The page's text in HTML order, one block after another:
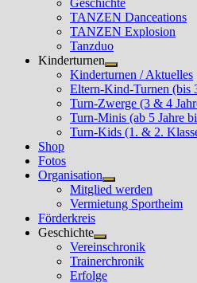
Geschichte
TANZEN Danceations
TANZEN Explosion
Tanzduo
Kinderturnen
Untermenü
anzeigen
Kinderturnen / Aktuelles
Eltern-Kind-Turnen (bis
Turn-Zwerge (3 & 4
Turn-Minis (ab 5 Jahre
Turn-Kids (1. & 2.
Shop
Fotos
Organisation
Untermenü
anzeigen
Mitglied werden
Vermietung Sportheim
Förderkreis
Geschichte
Untermenü
anzeigen
Vereinschronik
Trainerchronik
Erfolge